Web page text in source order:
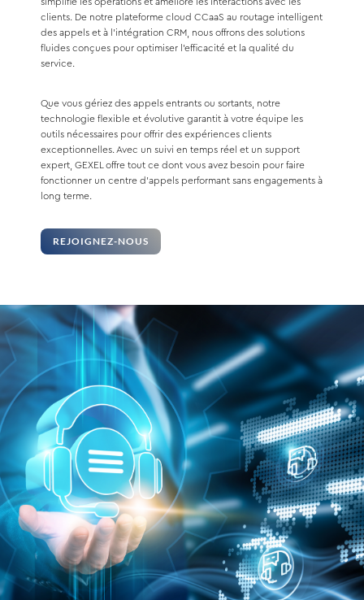
clients. De notre plateforme cloud CCaaS au routage intelligent
des appels et à l’intégration CRM, nous offrons des solutions
fluides conçues pour optimiser l’efficacité et la qualité du
service.
Que vous gériez des appels entrants ou sortants, notre
technologie flexible et évolutive garantit à votre équipe les
outils nécessaires pour offrir des expériences clients
exceptionnelles. Avec un suivi en temps réel et un support
expert, GEXEL offre tout ce dont vous avez besoin pour faire
fonctionner un centre d’appels performant sans engagements à
long terme.
REJOIGNEZ-NOUS